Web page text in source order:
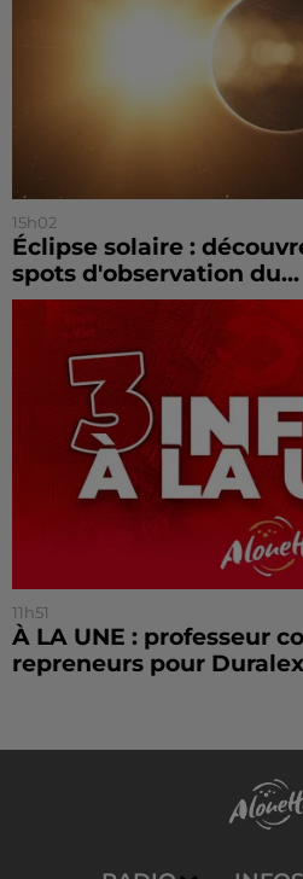
15h02
Éclipse solaire :
spots d'observation du...
11h51
À LA UNE : professeur
repreneurs pour